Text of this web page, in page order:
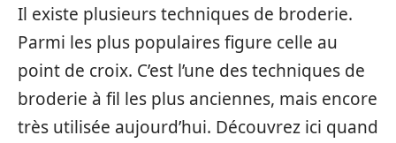
Il existe plusieurs techniques de broderie.
Parmi les plus populaires figure celle au
point de croix. C’est l’une des techniques de
broderie à fil les plus anciennes, mais encore
très utilisée aujourd’hui. Découvrez ici quand